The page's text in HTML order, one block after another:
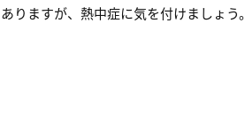
りますが、熱中症に気を付けましょう。